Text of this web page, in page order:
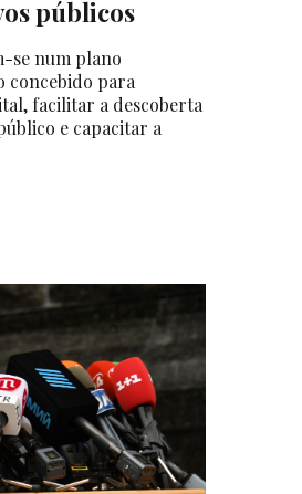
públicos
se num plano
concebido para
facilitar a descoberta
e capacitar a